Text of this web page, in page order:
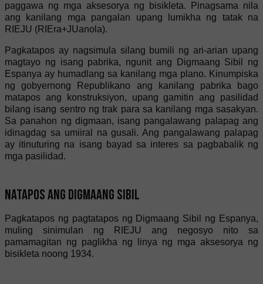
paggawa ng mga aksesorya ng bisikleta. Pinagsama nila
ang kanilang mga pangalan upang lumikha ng tatak na
RIEJU (RIEra+JUanola).
Pagkatapos ay nagsimula silang bumili ng ari-arian upang
magtayo ng isang pabrika, ngunit ang Digmaang Sibil ng
Espanya ay humadlang sa kanilang mga plano. Kinumpiska
ng gobyernong Republikano ang kanilang pabrika bago
matapos ang konstruksiyon, upang gamitin ang pasilidad
bilang isang sentro ng trak para sa kanilang mga sasakyan.
Sa panahon ng digmaan, isang pangalawang palapag ang
idinagdag sa umiiral na gusali. Ang pangalawang palapag
ay itinuturing na isang bayad sa interes sa pagbabalik ng
mga pasilidad.
Natapos ang Digmaang Sibil
Pagkatapos ng pagtatapos ng Digmaang Sibil ng Espanya,
muling sinimulan ng RIEJU ang negosyo nito sa
pamamagitan ng paglikha ng linya ng mga aksesorya ng
bisikleta noong 1934.